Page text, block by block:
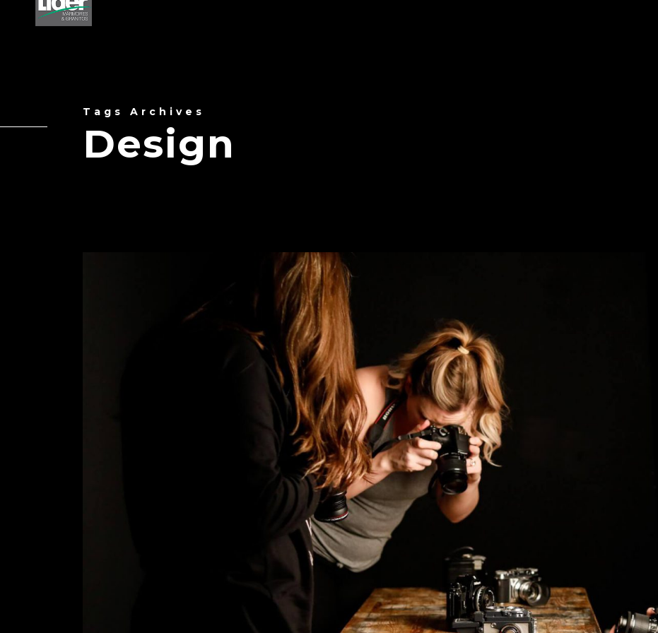
Tags Archives
Design